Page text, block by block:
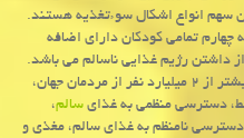
سهم انواع اشكال سوءتغذیه هستند.
چهارم تمامی كودكان دارای اضافه
داشتن رژیم غذایی ناسالم می باشد.
طبق این گزارش تخمین زده می شود كه بیشتر از ۲ میلیارد نفر از مردمان جهان،
دسترسی منظمی به غذایسالم،
نامنظم به غذای سالم، مغذی و